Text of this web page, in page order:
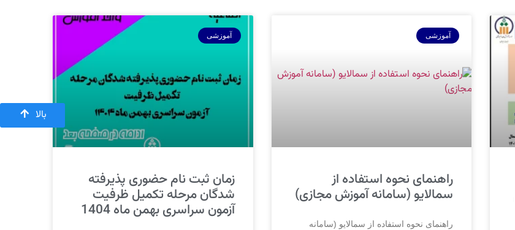
آموزشی
راهنمای نحوه استفاده از
سمالایو (سامانه آموزش مجازی)
راهنمای نحوه استفاده از سمالایو (سامانه
آموزشی
زمان ثبت نام حضوری پذیرفته
شدگان مرحله تکمیل ظرفیت
آزمون سراسری بهمن ماه 1404
بالا